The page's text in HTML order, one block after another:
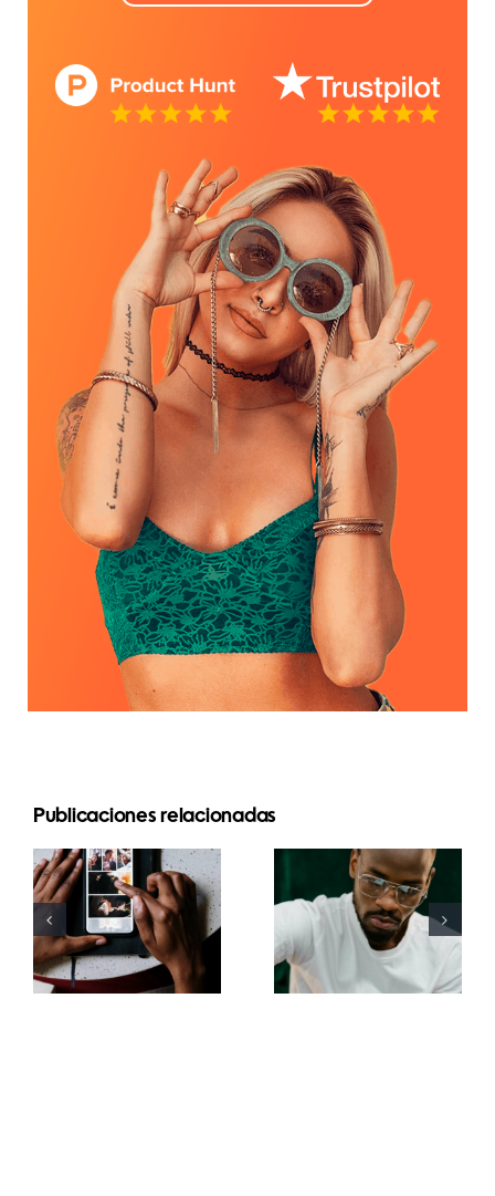
Publicaciones relacionadas
Las mejores
apps para
animar fotos
y crear
publicaciones
atractivas
mejores
estrategias
avanzadas
para mejorar
la
comprensión